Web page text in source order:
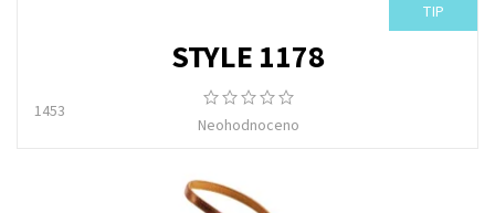
TIP
STYLE 1178
1453
Neohodnoceno